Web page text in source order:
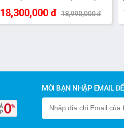
18,300,000 đ 18,990,000 đ
MỜI BẠN NHẬP EMAIL